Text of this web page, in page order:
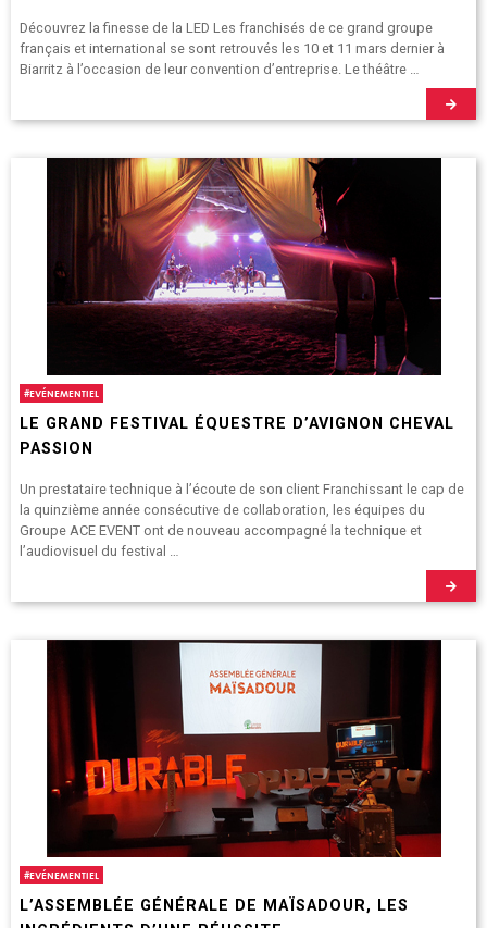
Découvrez la finesse de la LED Les franchisés de ce grand groupe
français et international se sont retrouvés les 10 et 11 mars dernier à
Biarritz à l’occasion de leur convention d’entreprise. Le théâtre …
#EVÉNEMENTIEL
LE GRAND FESTIVAL ÉQUESTRE D’AVIGNON CHEVAL
PASSION
Un prestataire technique à l’écoute de son client Franchissant le cap de
la quinzième année consécutive de collaboration, les équipes du
Groupe ACE EVENT ont de nouveau accompagné la technique et
l’audiovisuel du festival …
#EVÉNEMENTIEL
L’ASSEMBLÉE GÉNÉRALE DE MAÏSADOUR, LES